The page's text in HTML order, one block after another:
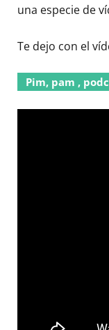
una especie de
Te dejo con el
Pim, pam ,